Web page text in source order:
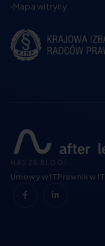
Mapa witryny
Umowy w ITPrawnik w IT